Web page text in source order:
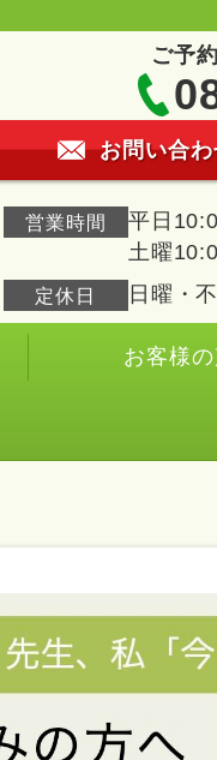
ご予
お問い合
営業時間
平日
土曜
定休日 日曜・
お客様